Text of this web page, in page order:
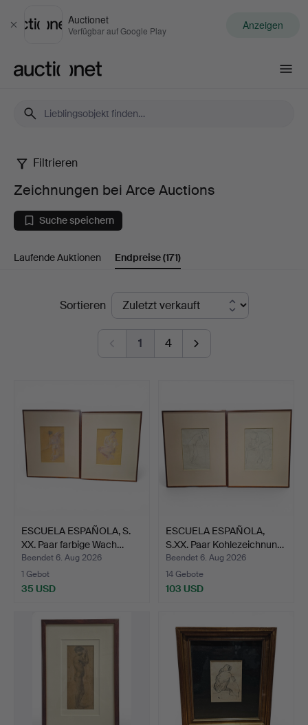
Schließen
Auctionet
Verfügbar auf Google Play Anzeigen
Zeichnungen
bei
Arce
Auctions
Filtrieren
Zeichnungen bei Arce Auctions
Suche speichern
Laufende Auktionen Endpreise(171)
EndpreiseSortieren
1 4
ESCUELA ESPAÑOLA, S.
XX. Paar farbige Wach…
Beendet 6. Aug 2026
1 Gebot
35 USD
ESCUELA ESPAÑOLA,
S.XX. Paar Kohlezeichnun…
Beendet 6. Aug 2026
14 Gebote
103 USD